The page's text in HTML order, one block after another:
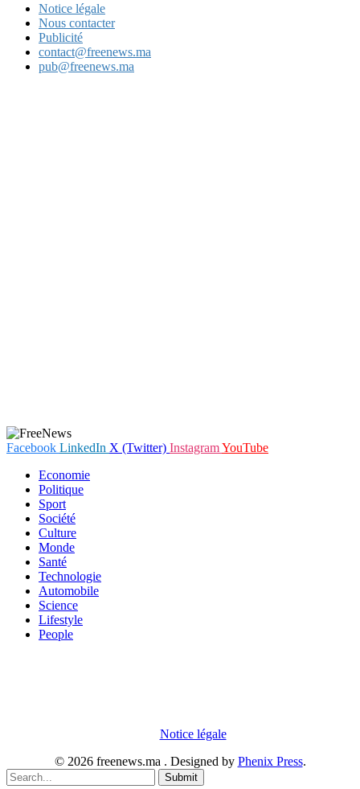
Notice légale
Nous contacter
Publicité
contact@freenews.ma
pub@freenews.ma
Facebook LinkedIn X (Twitter) InstagramYouTube
Economie
Politique
Sport
Société
Culture
Monde
Santé
Technologie
Automobile
Science
Lifestyle
People
Notice légale.
© 2026 freenews.ma . Designed by Phenix Press.
Submit